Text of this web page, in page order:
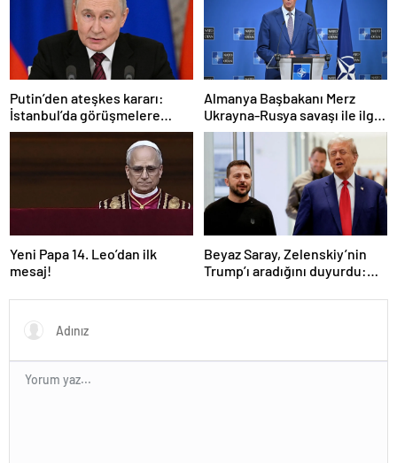
Putin’den ateşkes kararı:
İstanbul’da görüşmelere
başlamayı öneriyoruz
Almanya Başbakanı Merz
Ukrayna-Rusya savaşı ile ilgili
konuştu: “Top Moskova’nın
sahasında”
Yeni Papa 14. Leo’dan ilk
mesaj!
Beyaz Saray, Zelenskiy’nin
Trump’ı aradığını duyurdu:
oldu”